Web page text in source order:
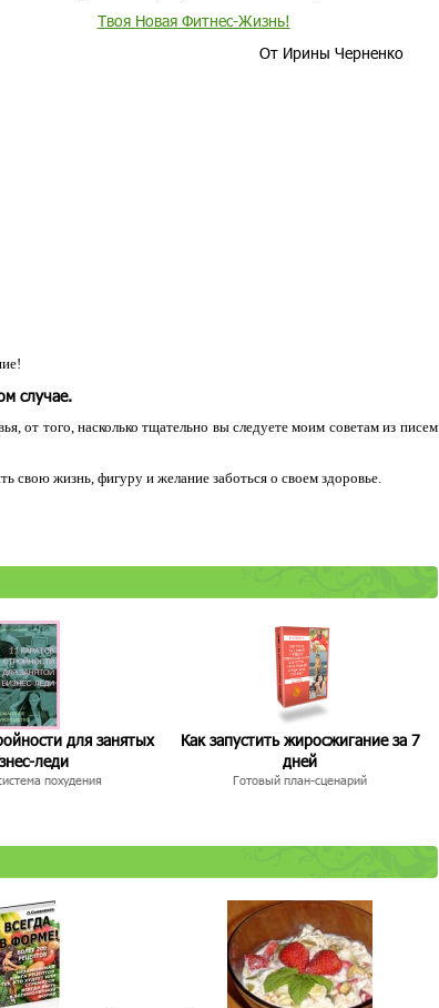
Твоя Новая Фитнес-Жизнь!
От Ирины Черненко
случае.
от того, насколько тщательно вы следуете моим советам из писем
свою жизнь, фигуру и желание заботься о своем здоровье.
для занятых
леди
похудения
Как запустить жиросжигание за 7
дней
Готовый план-сценарий